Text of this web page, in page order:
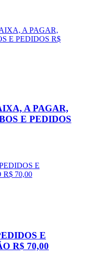
A PAGAR,
E PEDIDOS
E
R$ 70,00